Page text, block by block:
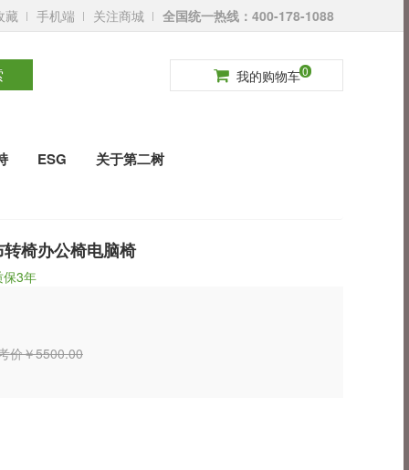
藏 手机端 关注商城 全国统一热线：400-178-1088
我的购物车0
ESG 关于第二树
请登录 免费注册
椅办公椅电脑椅
保3年
价￥5500.00